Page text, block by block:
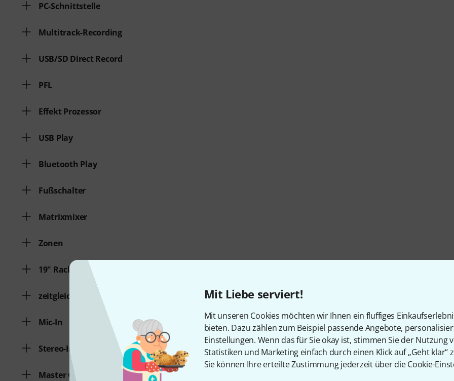
Mit Liebe serviert!
Mit unseren Cookies möchten wir Ihnen ein fluffiges
bieten. Dazu zählen zum Beispiel passende Angebote,
Einstellungen. Wenn das für Sie okay ist, stimmen Sie der Nutzung
Statistiken und Marketing einfach durch einen Klick auf „Geht klar“
Sie können Ihre erteilte Zustimmung jederzeit über die Cookie-
PC-Schnittstelle
Multitrack-Recording
USB/SD Direct Record
PFL
Effekt Prozessor
USB Play
Bluetooth Play
Fußschalter
Matrixmixer
Zonen
19" Rackmount
zeitgleich verwendbare Kanäle
Mic-In
Stereo-In
Master Out